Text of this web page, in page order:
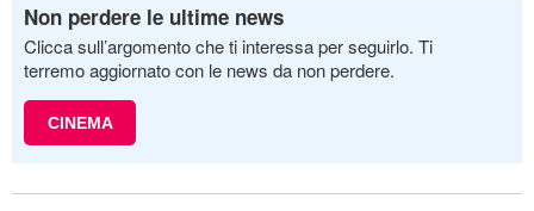
Non perdere le ultime news
Clicca sull’argomento che ti interessa per seguirlo. Ti
terremo aggiornato con le news da non perdere.
CINEMA